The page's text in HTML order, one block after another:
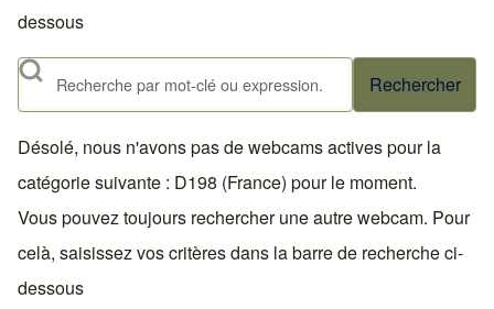
dessous
Rechercher
Désolé, nous n'avons pas de webcams actives pour la
catégorie suivante : D198 (France) pour le moment.
Vous pouvez toujours rechercher une autre webcam. Pour
celà, saisissez vos critères dans la barre de recherche ci-
dessous